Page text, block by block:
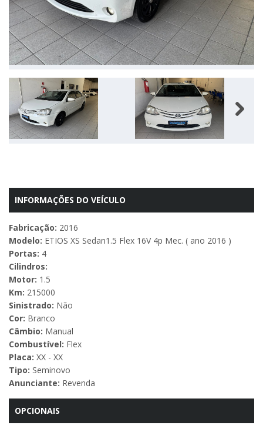
INFORMAÇÕES DO VEÍCULO
Fabricação: 2016
Modelo: ETIOS XS Sedan1.5 Flex 16V 4p Mec. ( ano 2016 )
Portas: 4
Cilindros:
Motor: 1.5
Km: 215000
Sinistrado: Não
Cor: Branco
Câmbio: Manual
Combustível: Flex
Placa: XX - XX
Tipo: Seminovo
Anunciante: Revenda
OPCIONAIS